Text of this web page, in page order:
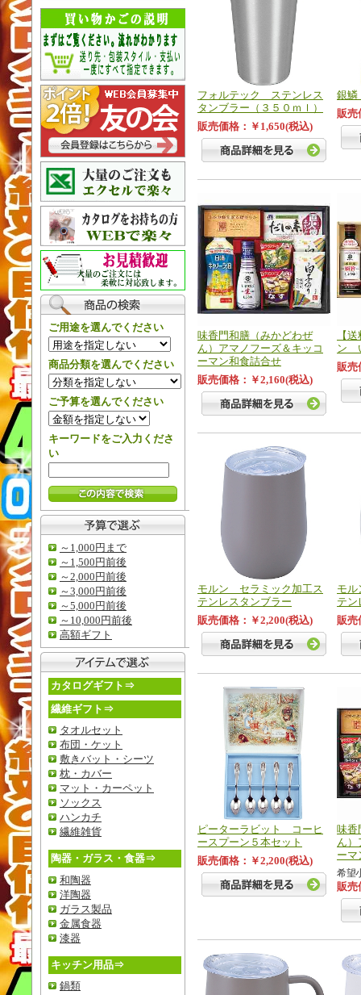
ご用途を選んでください
商品分類を選んでください
ご予算を選んでください
キーワードをご入力くださ
い
～1,000円まで
～1,500円前後
～2,000円前後
～3,000円前後
～5,000円前後
～10,000円前後
高額ギフト
カタログギフト⇒
繊維ギフト⇒
タオルセット
布団・ケット
敷きバット・シーツ
枕・カバー
マット・カーペット
ソックス
ハンカチ
繊維雑貨
陶器・ガラス・食器⇒
和陶器
洋陶器
ガラス製品
金属食器
漆器
キッチン用品⇒
鍋類
フォルテック ステンレス
タンブラー（３５０ｍｌ）
販売価格：￥1,650(税込)
銀
販売
味香門和膳（みかどわぜ
ん）アマノフーズ＆キッコ
ーマン和食詰合せ
販売価格：￥2,160(税込)
【
ン
販売
モルン セラミック加工ス
テンレスタンブラー
販売価格：￥2,200(税込)
モ
テン
販売
ピーターラビット コーヒ
ースプーン５本セット
販売価格：￥2,200(税込)
味香
ん
ーマ
希望
販売